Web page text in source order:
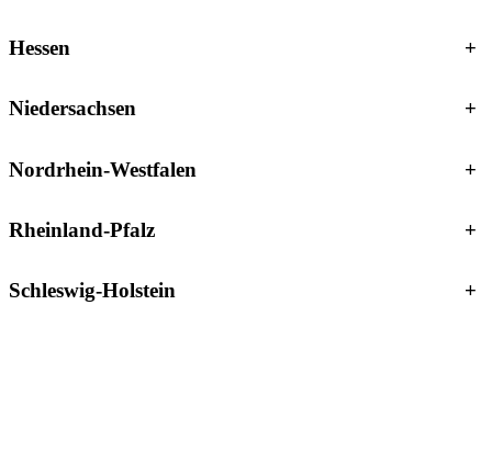
Hessen +
Niedersachsen +
Nordrhein-Westfalen +
Rheinland-Pfalz +
Schleswig-Holstein +